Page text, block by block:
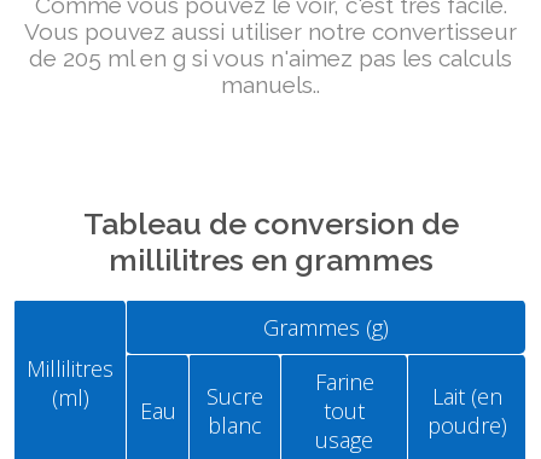
Vous pouvez aussi utiliser notre convertisseur
de 205 ml en g si vous n'aimez pas les calculs
manuels..
Tableau de conversion de
millilitres en grammes
Millilitres
(ml)
Grammes (g)
Eau
Sucre
blanc
Farine
tout
usage
Lait (en
poudre)